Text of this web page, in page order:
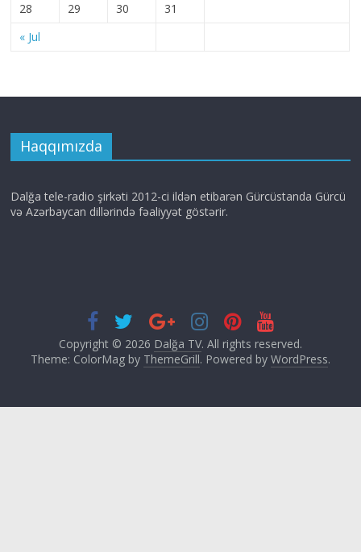
« Jul
28 29 30 31
Haqqımızda
Dalğa tele-radio şirkəti 2012-ci ildən etibarən Gürcüstanda Gürcü
və Azərbaycan dillərində fəaliyyət göstərir.
Copyright © 2026 Dalğa TV. All rights reserved.
Theme: ColorMag by ThemeGrill. Powered by WordPress.